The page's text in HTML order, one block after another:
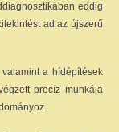
eddig
ad az újszerű
a hídépítések
precíz munkája